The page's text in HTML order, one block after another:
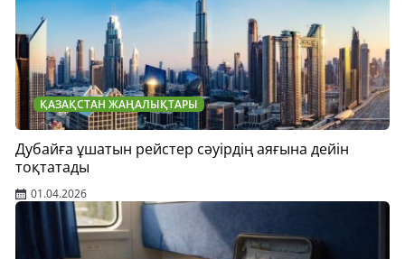
ҚАЗАҚСТАН ЖАҢАЛЫҚТАРЫ
Дубайға ұшатын рейстер сәуірдің аяғына дейін
тоқтатады
01.04.2026